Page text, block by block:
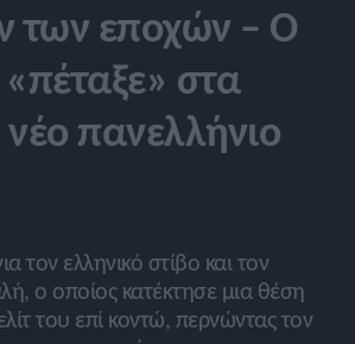
των εποχών – Ο
στα
πανελλήνιο
τον ελληνικό στίβο και τον
ο οποίος κατέκτησε μια θέση
του επί κοντώ, περνώντας τον